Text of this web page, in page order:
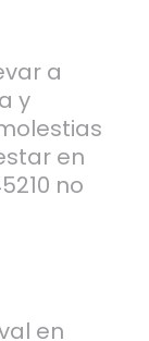
a
y
en
no
en